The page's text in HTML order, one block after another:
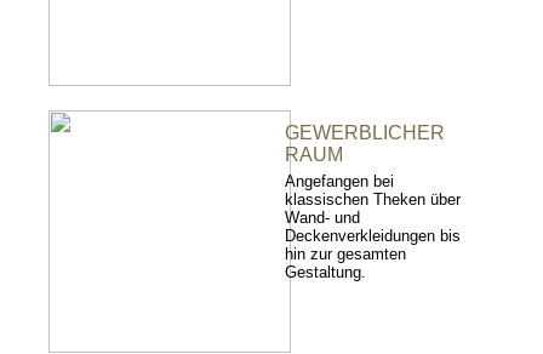
GEWERBLICHER
RAUM
Angefangen bei
klassischen Theken über
Wand- und
Deckenverkleidungen bis
hin zur gesamten
Gestaltung.